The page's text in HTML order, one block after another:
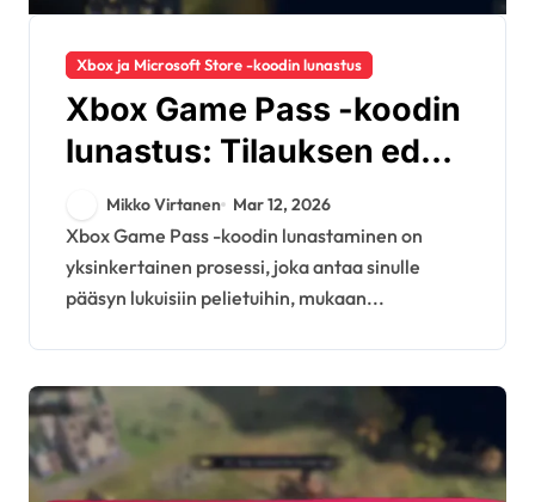
Xbox ja Microsoft Store -koodin lunastus
Xbox Game Pass -koodin
lunastus: Tilauksen edut,
Kokeilutarjoukset, Tilin
asetukset
Mikko Virtanen Mar 12, 2026
Xbox Game Pass -koodin lunastaminen on
yksinkertainen prosessi, joka antaa sinulle
pääsyn lukuisiin pelietuihin, mukaan...